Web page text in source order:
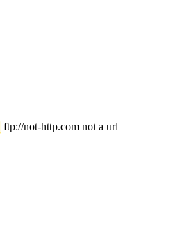
ftp://not-http.com not a url